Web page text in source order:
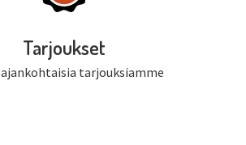
Tarjoukset
tarjouksiamme